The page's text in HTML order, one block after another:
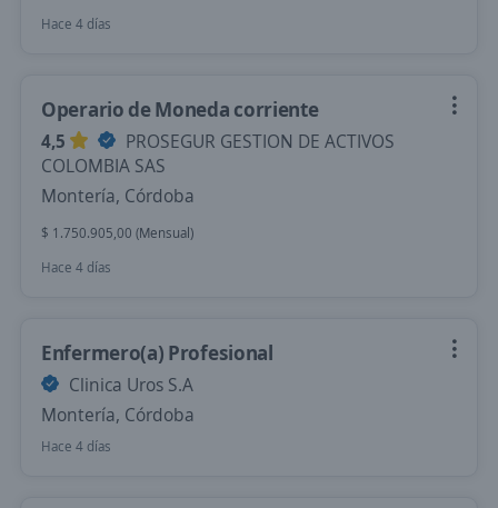
Hace 4 días
Operario de Moneda corriente
4,5
PROSEGUR GESTION DE ACTIVOS
COLOMBIA SAS
Montería, Córdoba
$ 1.750.905,00 (Mensual)
Hace 4 días
Enfermero(a) Profesional
Clinica Uros S.A
Montería, Córdoba
Hace 4 días